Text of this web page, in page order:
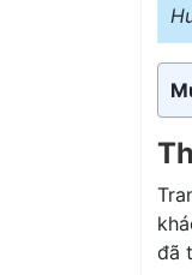
đã